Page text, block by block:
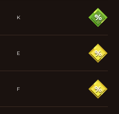
K
E
F